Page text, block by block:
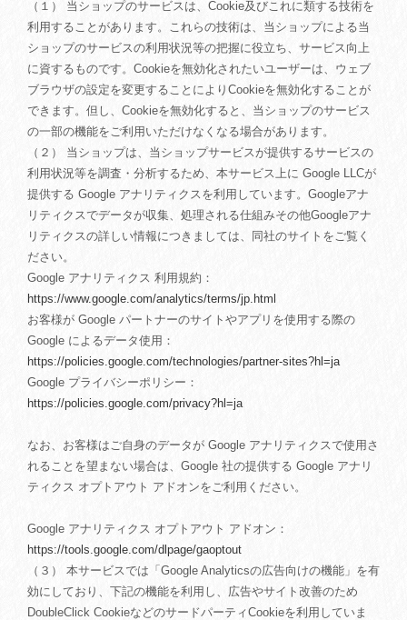
（１） 当ショップのサービスは、Cookie及びこれに類する技術を
利用することがあります。これらの技術は、当ショップによる当
ショップのサービスの利用状況等の把握に役立ち、サービス向上
に資するものです。Cookieを無効化されたいユーザーは、ウェブ
ブラウザの設定を変更することによりCookieを無効化することが
できます。但し、Cookieを無効化すると、当ショップのサービス
の一部の機能をご利用いただけなくなる場合があります。
（２） 当ショップは、当ショップサービスが提供するサービスの
利用状況等を調査・分析するため、本サービス上に Google LLCが
提供する Google アナリティクスを利用しています。Googleアナ
リティクスでデータが収集、処理される仕組みその他Googleアナ
リティクスの詳しい情報につきましては、同社のサイトをご覧く
ださい。
Google アナリティクス 利用規約：
https://www.google.com/analytics/terms/jp.html
お客様が Google パートナーのサイトやアプリを使用する際の
Google によるデータ使用：
https://policies.google.com/technologies/partner-sites?hl=ja
Google プライバシーポリシー：
https://policies.google.com/privacy?hl=ja
なお、お客様はご自身のデータが Google アナリティクスで使用さ
れることを望まない場合は、Google 社の提供する Google アナリ
ティクス オプトアウト アドオンをご利用ください。
Google アナリティクス オプトアウト アドオン：
https://tools.google.com/dlpage/gaoptout
（３） 本サービスでは「Google Analyticsの広告向けの機能」を有
効にしており、下記の機能を利用し、広告やサイト改善のため
DoubleClick CookieなどのサードパーティCookieを利用していま